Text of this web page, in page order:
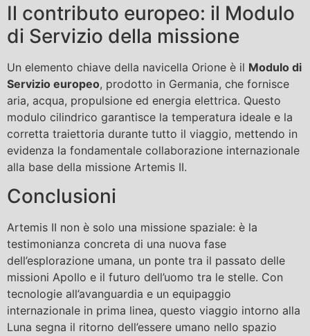
Il contributo europeo: il Modulo
di Servizio della missione
Un elemento chiave della navicella Orione è il Modulo di
Servizio europeo, prodotto in Germania, che fornisce
aria, acqua, propulsione ed energia elettrica. Questo
modulo cilindrico garantisce la temperatura ideale e la
corretta traiettoria durante tutto il viaggio, mettendo in
evidenza la fondamentale collaborazione internazionale
alla base della missione Artemis II.
Conclusioni
Artemis II non è solo una missione spaziale: è la
testimonianza concreta di una nuova fase
dell’esplorazione umana, un ponte tra il passato delle
missioni Apollo e il futuro dell’uomo tra le stelle. Con
tecnologie all’avanguardia e un equipaggio
internazionale in prima linea, questo viaggio intorno alla
Luna segna il ritorno dell’essere umano nello spazio